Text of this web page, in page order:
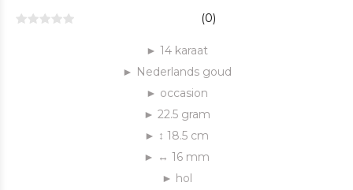
(0)
► 14 karaat
► Nederlands goud
► occasion
► 22.5 gram
► ↕ 18.5 cm
► ↔ 16 mm
► hol